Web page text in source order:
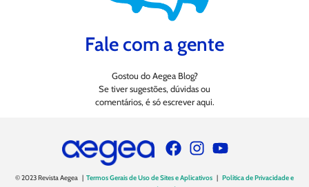
Fale com a gente
Gostou do Aegea Blog?
Se tiver sugestões, dúvidas ou
comentários, é só escrever aqui.
© 2023 Revista Aegea | Termos Gerais de Uso de Sites e Aplicativos | Política de Privacidade e